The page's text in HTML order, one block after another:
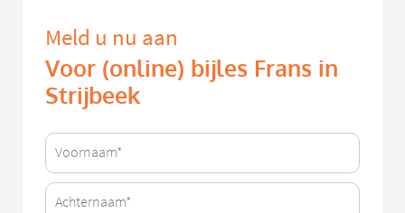
Meld u nu aan
Voor (online) bijles Frans in
Strijbeek